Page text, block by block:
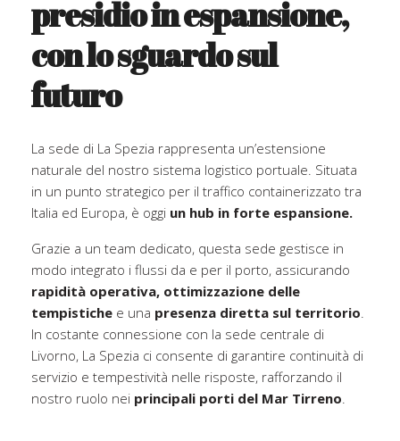
presidio in espansione,
con lo sguardo sul
futuro
La sede di La Spezia rappresenta un’estensione
naturale del nostro sistema logistico portuale. Situata
in un punto strategico per il traffico containerizzato tra
Italia ed Europa, è oggi un hub in forte espansione.
Grazie a un team dedicato, questa sede gestisce in
modo integrato i flussi da e per il porto, assicurando
rapidità operativa, ottimizzazione delle
tempistiche e una presenza diretta sul territorio.
In costante connessione con la sede centrale di
Livorno, La Spezia ci consente di garantire continuità di
servizio e tempestività nelle risposte, rafforzando il
nostro ruolo nei principali porti del Mar Tirreno.